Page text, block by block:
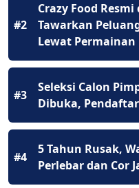
#2
Crazy Food
Tawarkan
Lewat Permainan
#3
Seleksi Calon
Dibuka,
#4
5 Tahun Rusak,
Perlebar dan Cor